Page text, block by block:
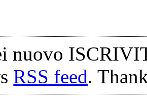
nuovo
RSS feed.